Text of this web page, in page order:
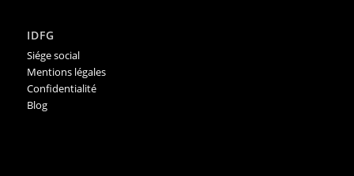
IDFG
Siége social
Mentions légales
Confidentialité
Blog